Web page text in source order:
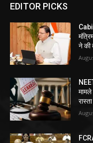
EDITOR PICKS
ने की